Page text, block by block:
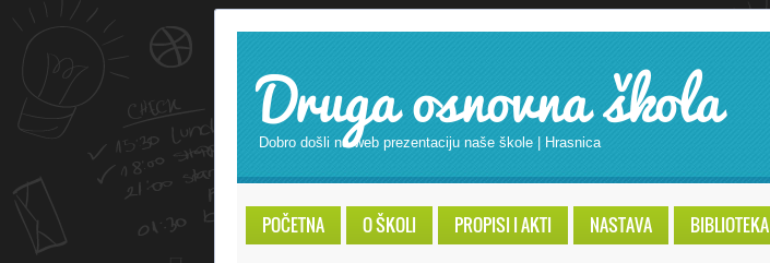
Druga osnovna škola
Dobro došli na web prezentaciju naše škole | Hrasnica
POČETNA O ŠKOLI PROPISI I AKTI NASTAVA BIBLIOTEKA